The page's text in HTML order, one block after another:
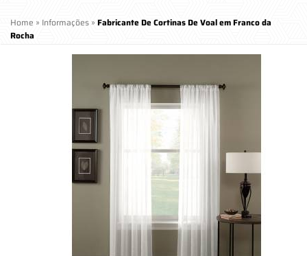
Home » Informações » Fabricante De Cortinas De Voal em Franco da
Rocha